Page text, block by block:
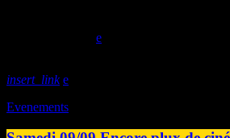
insert_link
Evenements